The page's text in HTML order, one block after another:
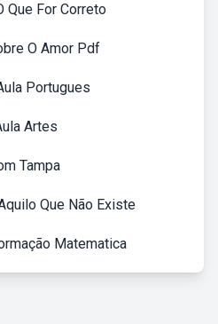
Que For Correto
O Amor Pdf
Portugues
Artes
Tampa
Que Não Existe
Matematica